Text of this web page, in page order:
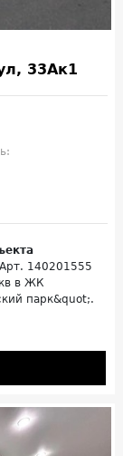
33Ак1
Арт. 140201555
в ЖК
парк&quot;.